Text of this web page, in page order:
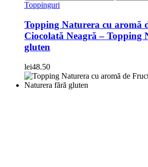
Toppinguri
Topping Naturera cu aromă
Ciocolată Neagră – Topping
gluten
lei48.50